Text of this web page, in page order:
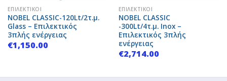
ΕΠΙΛΕΚΤΙΚΟΊ
NOBEL CLASSIC-120Lt/2τ.μ.
Glass – Επιλεκτικός
3πλής ενέργειας
€1,150.00
ΕΠΙΛΕΚΤΙΚΟΊ
NOBEL CLASSIC
-300Lt/4τ.μ. Inox –
Επιλεκτικός 3πλής
ενέργειας
€2,714.00